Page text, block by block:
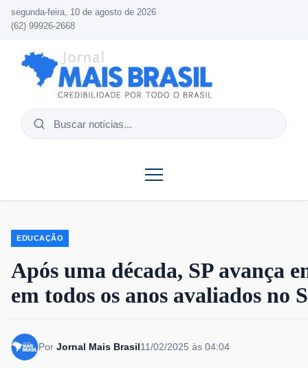
segunda-feira, 10 de agosto de 2026
(62) 99926-2668
Buscar
EDUCAÇÃO
Após uma década, SP avança
em todos os anos avaliados no
Por Jornal Mais Brasil11/02/2025 às 04:04